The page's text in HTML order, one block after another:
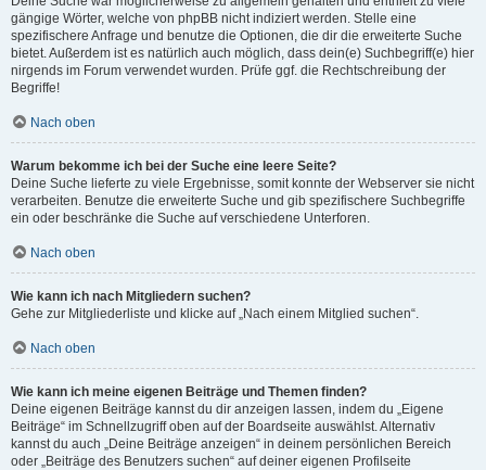
gängige Wörter, welche von phpBB nicht indiziert werden. Stelle eine
spezifischere Anfrage und benutze die Optionen, die dir die erweiterte Suche
bietet. Außerdem ist es natürlich auch möglich, dass dein(e) Suchbegriff(e) hier
nirgends im Forum verwendet wurden. Prüfe ggf. die Rechtschreibung der
Begriffe!
Nach oben
Warum bekomme ich bei der Suche eine leere Seite?
Deine Suche lieferte zu viele Ergebnisse, somit konnte der Webserver sie nicht
verarbeiten. Benutze die erweiterte Suche und gib spezifischere Suchbegriffe
ein oder beschränke die Suche auf verschiedene Unterforen.
Nach oben
Wie kann ich nach Mitgliedern suchen?
Gehe zur Mitgliederliste und klicke auf „Nach einem Mitglied suchen“.
Nach oben
Wie kann ich meine eigenen Beiträge und Themen finden?
Deine eigenen Beiträge kannst du dir anzeigen lassen, indem du „Eigene
Beiträge“ im Schnellzugriff oben auf der Boardseite auswählst. Alternativ
kannst du auch „Deine Beiträge anzeigen“ in deinem persönlichen Bereich
oder „Beiträge des Benutzers suchen“ auf deiner eigenen Profilseite